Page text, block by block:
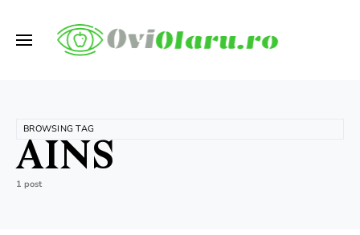
BROWSING TAG
AINS
1 post